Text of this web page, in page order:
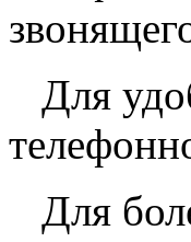
Для
Для